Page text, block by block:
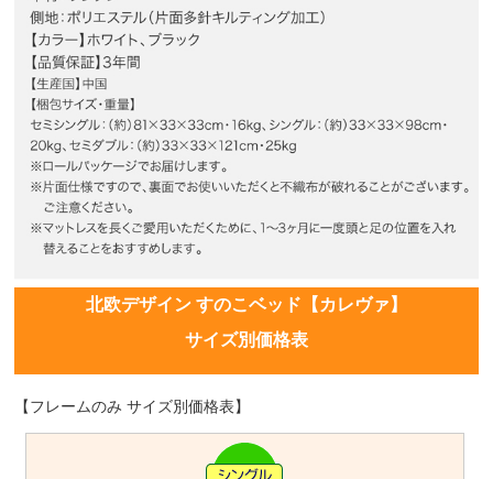
北欧デザイン すのこベッド【カレヴァ】
サイズ別価格表
【フレームのみ サイズ別価格表】